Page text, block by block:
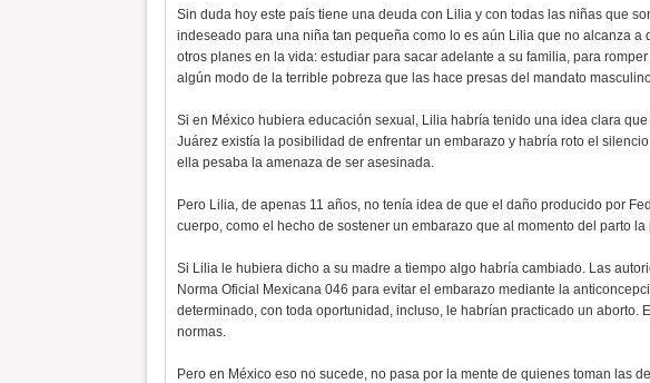
Sin duda hoy este país tiene una deuda con Lilia y con todas las niñas que
indeseado para una niña tan pequeña como lo es aún Lilia que no alcanza
otros planes en la vida: estudiar para sacar adelante a su familia, para
algún modo de la terrible pobreza que las hace presas del mandato
Si en México hubiera educación sexual, Lilia habría tenido una idea clara
Juárez existía la posibilidad de enfrentar un embarazo y habría roto el
ella pesaba la amenaza de ser asesinada.
Pero Lilia, de apenas 11 años, no tenía idea de que el daño producido por
cuerpo, como el hecho de sostener un embarazo que al momento del parto
Si Lilia le hubiera dicho a su madre a tiempo algo habría cambiado. Las
Norma Oficial Mexicana 046 para evitar el embarazo mediante la
determinado, con toda oportunidad, incluso, le habrían practicado un aborto.
normas.
Pero en México eso no sucede, no pasa por la mente de quienes toman las